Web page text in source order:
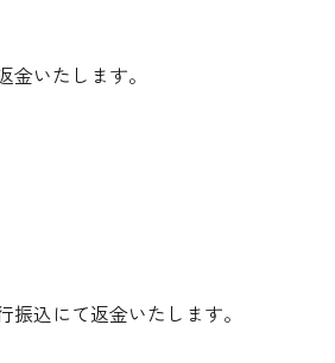
いたします。
込にて返金いたします。